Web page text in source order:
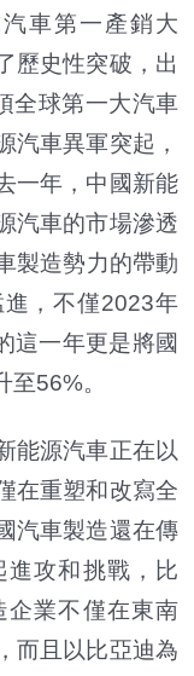
車第一產銷大
歷史性突破，出
全球第一大汽車
汽車異軍突起，
一年，中國新能
汽車的市場滲透
製造勢力的帶動
，不僅2023年
這一年更是將國
56%。
能源汽車正在以
在重塑和改寫全
汽車製造還在傳
攻和挑戰，比
企業不僅在東南
而且以比亞迪為